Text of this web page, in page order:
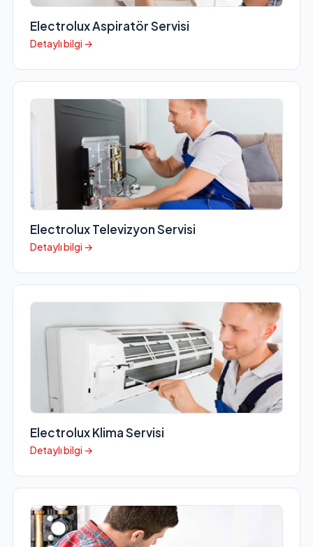
Electrolux Aspiratör Servisi
Detaylı bilgi →
Electrolux Televizyon Servisi
Detaylı bilgi →
Electrolux Klima Servisi
Detaylı bilgi →